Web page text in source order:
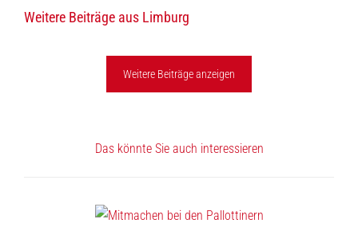
Mail
Weitere Beiträge aus Limburg
Weitere Beiträge anzeigen
Das könnte Sie auch interessieren